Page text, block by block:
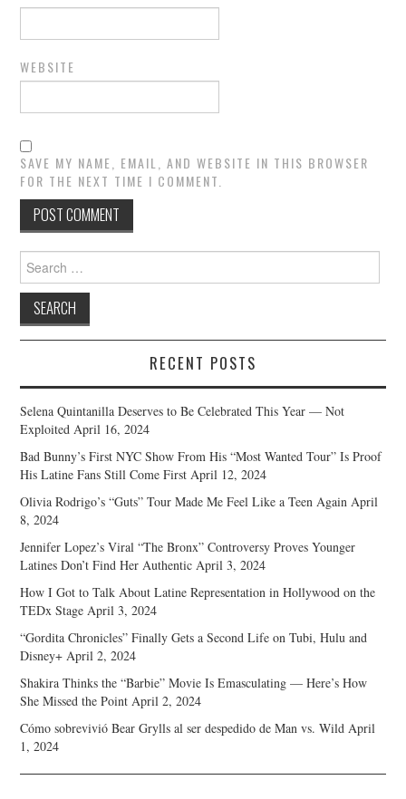
WEBSITE
SAVE MY NAME, EMAIL, AND WEBSITE IN THIS BROWSER
FOR THE NEXT TIME I COMMENT.
for:
RECENT POSTS
Selena Quintanilla Deserves to Be Celebrated This Year — Not
Exploited April 16, 2024
Bad Bunny’s First NYC Show From His “Most Wanted Tour” Is Proof
His Latine Fans Still Come First April 12, 2024
Olivia Rodrigo’s “Guts” Tour Made Me Feel Like a Teen Again April
8, 2024
Jennifer Lopez’s Viral “The Bronx” Controversy Proves Younger
Latines Don’t Find Her Authentic April 3, 2024
How I Got to Talk About Latine Representation in Hollywood on the
TEDx Stage April 3, 2024
“Gordita Chronicles” Finally Gets a Second Life on Tubi, Hulu and
Disney+ April 2, 2024
Shakira Thinks the “Barbie” Movie Is Emasculating — Here’s How
She Missed the Point April 2, 2024
Cómo sobrevivió Bear Grylls al ser despedido de Man vs. Wild April
1, 2024